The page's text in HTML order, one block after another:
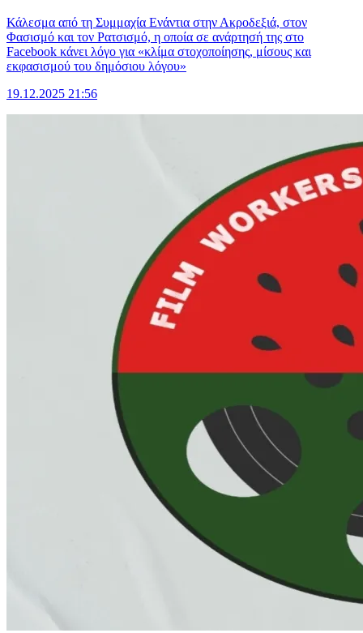
Κάλεσμα από τη Συμμαχία Ενάντια στην Ακροδεξιά, στον
Φασισμό και τον Ρατσισμό, η οποία σε ανάρτησή της στο
Facebook κάνει λόγο για «κλίμα στοχοποίησης, μίσους και
εκφασισμού του δημόσιου λόγου»
19.12.2025 21:56